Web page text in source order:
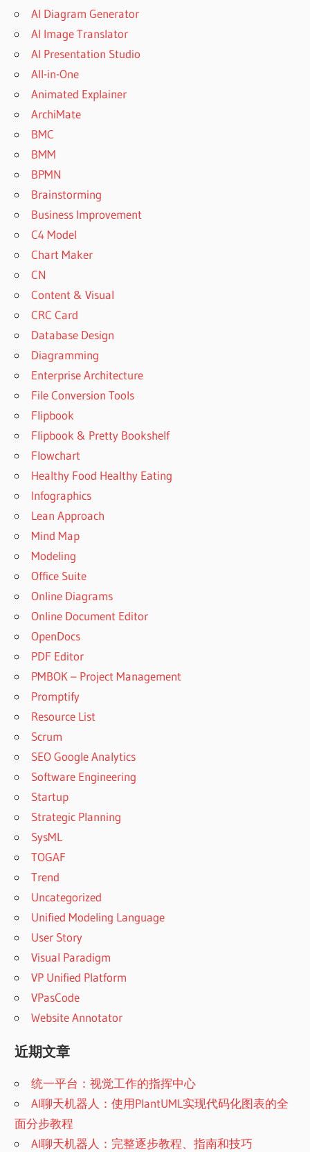
AI Diagram Generator
AI Image Translator
AI Presentation Studio
All-in-One
Animated Explainer
ArchiMate
BMC
BMM
BPMN
Brainstorming
Business Improvement
C4 Model
Chart Maker
CN
Content & Visual
CRC Card
Database Design
Diagramming
Enterprise Architecture
File Conversion Tools
Flipbook
Flipbook & Pretty Bookshelf
Flowchart
Healthy Food Healthy Eating
Infographics
Lean Approach
Mind Map
Modeling
Office Suite
Online Diagrams
Online Document Editor
OpenDocs
PDF Editor
PMBOK – Project Management
Promptify
Resource List
Scrum
SEO Google Analytics
Software Engineering
Startup
Strategic Planning
SysML
TOGAF
Trend
Uncategorized
Unified Modeling Language
User Story
Visual Paradigm
VP Unified Platform
VPasCode
Website Annotator
近期文章
统一平台：视觉工作的指挥中心
AI聊天机器人：使用PlantUML实现代码化图表的全
面分步教程
AI聊天机器人：完整逐步教程、指南和技巧